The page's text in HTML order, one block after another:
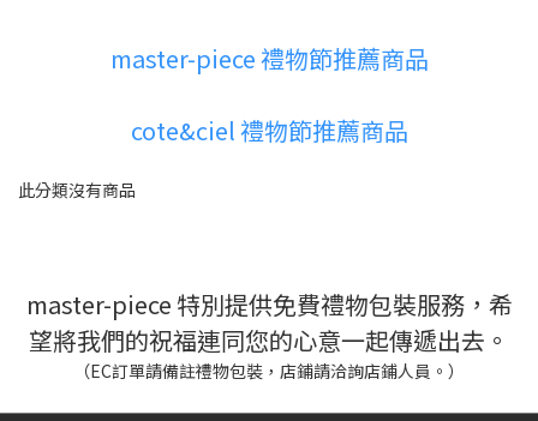
master-piece 禮物節推薦商品
cote&ciel 禮物節推薦商品
此分類沒有商品
master-piece 特別提供免費禮物包裝服務，希
望將我們的祝福連同您的心意一起傳遞出去。
（EC訂單請備註禮物包裝，店鋪請洽詢店鋪人員。）